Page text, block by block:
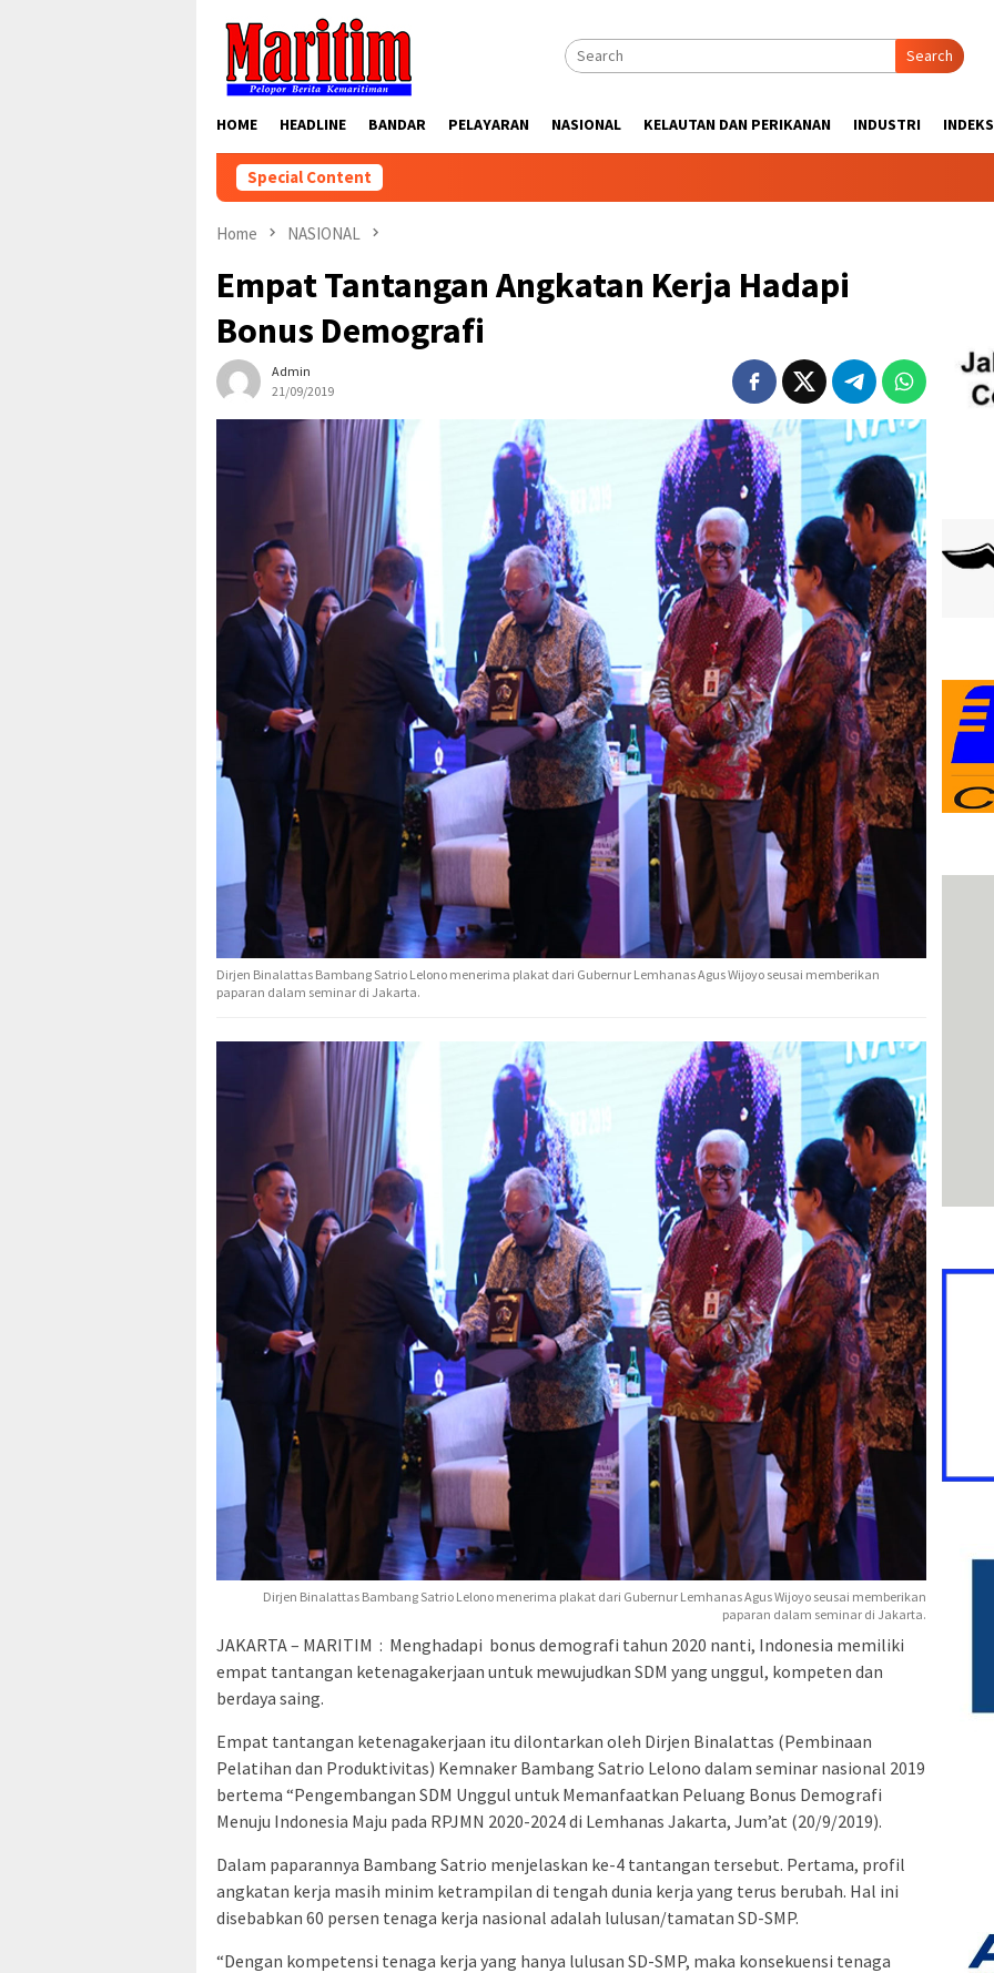
content
Search
HOME HEADLINE BANDAR PELAYARAN NASIONAL KELAUTAN DAN PERIKANAN INDUSTRI INDEKS
Special Content
Home NASIONAL
Empat Tantangan Angkatan Kerja Hadapi
Bonus Demografi
Admin
21/09/2019
Dirjen Binalattas Bambang Satrio Lelono menerima plakat dari Gubernur Lemhanas Agus Wijoyo seusai memberikan
paparan dalam seminar di Jakarta.
Dirjen Binalattas Bambang Satrio Lelono menerima plakat dari Gubernur Lemhanas Agus Wijoyo seusai memberikan
paparan dalam seminar di Jakarta.
JAKARTA – MARITIM : Menghadapi bonus demografi tahun 2020 nanti, Indonesia memiliki
empat tantangan ketenagakerjaan untuk mewujudkan SDM yang unggul, kompeten dan
berdaya saing.
Empat tantangan ketenagakerjaan itu dilontarkan oleh Dirjen Binalattas (Pembinaan
Pelatihan dan Produktivitas) Kemnaker Bambang Satrio Lelono dalam seminar nasional 2019
bertema “Pengembangan SDM Unggul untuk Memanfaatkan Peluang Bonus Demografi
Menuju Indonesia Maju pada RPJMN 2020-2024 di Lemhanas Jakarta, Jum’at (20/9/2019).
Dalam paparannya Bambang Satrio menjelaskan ke-4 tantangan tersebut. Pertama, profil
angkatan kerja masih minim ketrampilan di tengah dunia kerja yang terus berubah. Hal ini
disebabkan 60 persen tenaga kerja nasional adalah lulusan/tamatan SD-SMP.
“Dengan kompetensi tenaga kerja yang hanya lulusan SD-SMP, maka konsekuensi tenaga